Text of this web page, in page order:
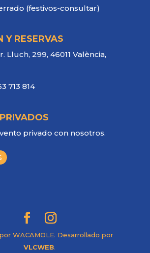
(festivos-consultar)
Y RESERVAS
Lluch, 299, 46011 València,
713 814
privado con nosotros.
WACAMOLE. Desarrollado por
VLCWEB.